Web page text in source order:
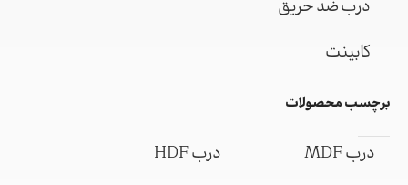
درب ضد حریق
کابینت
برچسب محصولات
درب MDF
درب HDF